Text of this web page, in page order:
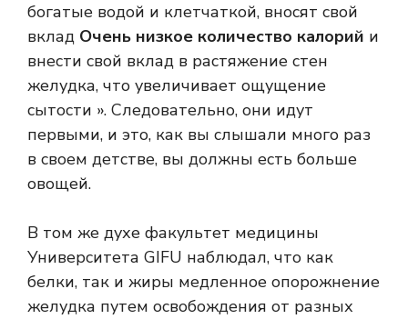
богатые водой и клетчаткой, вносят свой
вклад Очень низкое количество калорий и
внести свой вклад в растяжение стен
желудка, что увеличивает ощущение
сытости ». Следовательно, они идут
первыми, и это, как вы слышали много раз
в своем детстве, вы должны есть больше
овощей.
В том же духе факультет медицины
Университета GIFU наблюдал, что как
белки, так и жиры медленное опорожнение
желудка путем освобождения от разных